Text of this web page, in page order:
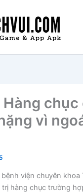
Hàng chục
vì
bệnh viện chuyên khoa
trị hàng chục trường